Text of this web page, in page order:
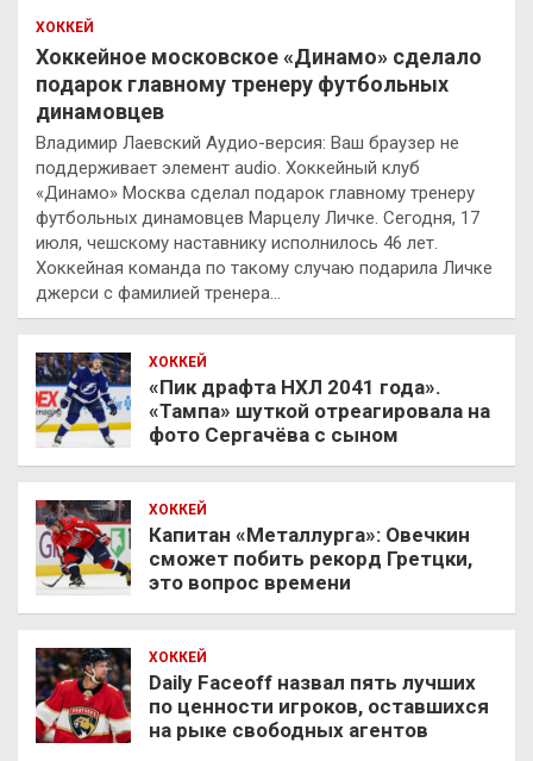
ХОККЕЙ
Хоккейное московское «Динамо» сделало
подарок главному тренеру футбольных
динамовцев
Владимир Лаевский Аудио-версия: Ваш браузер не
поддерживает элемент audio. Хоккейный клуб
«Динамо» Москва сделал подарок главному тренеру
футбольных динамовцев Марцелу Личке. Сегодня, 17
июля, чешскому наставнику исполнилось 46 лет.
Хоккейная команда по такому случаю подарила Личке
джерси с фамилией тренера…
ХОККЕЙ
«Пик драфта НХЛ 2041 года».
«Тампа» шуткой отреагировала на
фото Сергачёва с сыном
ХОККЕЙ
Капитан «Металлурга»: Овечкин
сможет побить рекорд Гретцки,
это вопрос времени
ХОККЕЙ
Daily Faceoff назвал пять лучших
по ценности игроков, оставшихся
на рыке свободных агентов